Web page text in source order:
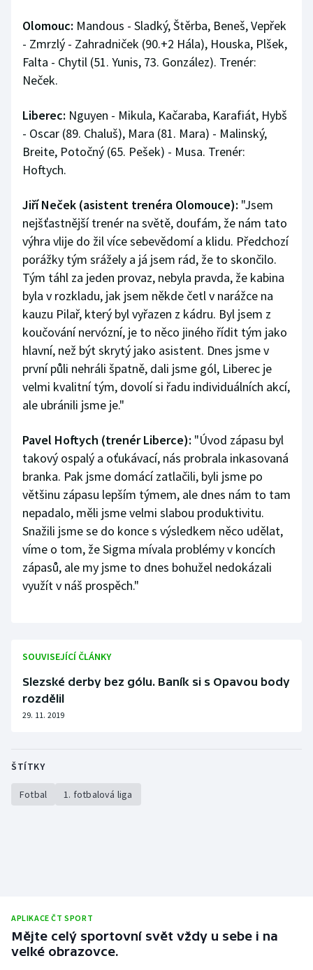
Triatlon
Veslování
Vodní slalom
Volejbal
Ostatní
Olomouc: Mandous - Sladký, Štěrba, Beneš, Vepřek
- Zmrzlý - Zahradniček (90.+2 Hála), Houska, Plšek,
Falta - Chytil (51. Yunis, 73. González). Trenér:
Neček.
Liberec: Nguyen - Mikula, Kačaraba, Karafiát, Hybš
- Oscar (89. Chaluš), Mara (81. Mara) - Malinský,
Breite, Potočný (65. Pešek) - Musa. Trenér:
Hoftych.
Jiří Neček (asistent trenéra Olomouce): "Jsem
nejšťastnější trenér na světě, doufám, že nám tato
výhra vlije do žil více sebevědomí a klidu. Předchozí
porážky tým srážely a já jsem rád, že to skončilo.
Tým táhl za jeden provaz, nebyla pravda, že kabina
byla v rozkladu, jak jsem někde četl v narážce na
kauzu Pilař, který byl vyřazen z kádru. Byl jsem z
koučování nervózní, je to něco jiného řídit tým jako
hlavní, než být skrytý jako asistent. Dnes jsme v
první půli nehráli špatně, dali jsme gól, Liberec je
velmi kvalitní tým, dovolí si řadu individuálních akcí,
ale ubránili jsme je."
Pavel Hoftych (trenér Liberce): "Úvod zápasu byl
takový ospalý a oťukávací, nás probrala inkasovaná
branka. Pak jsme domácí zatlačili, byli jsme po
většinu zápasu lepším týmem, ale dnes nám to tam
nepadalo, měli jsme velmi slabou produktivitu.
Snažili jsme se do konce s výsledkem něco udělat,
víme o tom, že Sigma mívala problémy v koncích
zápasů, ale my jsme to dnes bohužel nedokázali
využít v náš prospěch."
SOUVISEJÍCÍ ČLÁNKY
Slezské derby bez gólu. Baník si s Opavou body
rozdělil
29. 11. 2019
ŠTÍTKY
Fotbal 1. fotbalová liga
APLIKACE ČT SPORT
Mějte celý sportovní svět vždy u sebe i na
velké obrazovce.